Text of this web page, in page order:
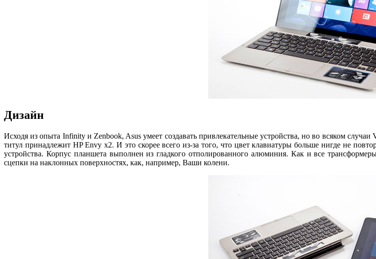
Дизайн
Исходя из опыта Infinity и Zenbook, Asus умеет создавать привлекательные устройства, но во всяком
титул принадлежит HP Envy x2. И это скорее всего из-за того, что цвет клавиатуры больше нигде не
устройства. Корпус планшета выполнен из гладкого отполированного алюминия. Как и все
сцепки на наклонных поверхностях, как, например, Ваши колени.